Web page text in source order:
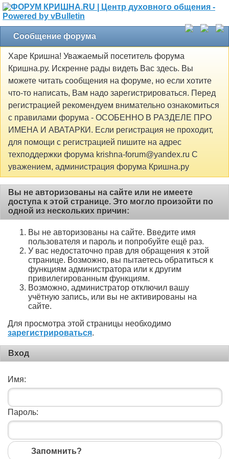
Сообщение форума
Харе Кришна! Уважаемый посетитель форума
Кришна.ру. Искренне рады видеть Вас здесь. Вы
можете читать сообщения на форуме, но если хотите
что-то написать, Вам надо зарегистрироваться. Перед
регистрацией рекомендуем внимательно ознакомиться
с правилами форума - ОСОБЕННО В РАЗДЕЛЕ ПРО
ИМЕНА И АВАТАРКИ. Если регистрация не проходит,
для помощи с регистрацией пишите на адрес
техподдержки форума krishna-forum@yandex.ru С
уважением, администрация форума Кришна.ру
Вы не авторизованы на сайте или не имеете
доступа к этой странице. Это могло произойти по
одной из нескольких причин:
Вы не авторизованы на сайте. Введите имя
пользователя и пароль и попробуйте ещё раз.
У вас недостаточно прав для обращения к этой
странице. Возможно, вы пытаетесь обратиться к
функциям администратора или к другим
привилегированным функциям.
Возможно, администратор отключил вашу
учётную запись, или вы не активированы на
сайте.
Для просмотра этой страницы необходимо
зарегистрироваться.
Вход
Имя:
Пароль:
Запомнить?